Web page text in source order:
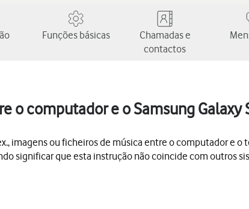
Funções básicas
Chamadas e
contactos
o computador e o Samsung Galaxy
imagens ou ficheiros de música entre o computador e
significar que esta instrução não coincide com outros